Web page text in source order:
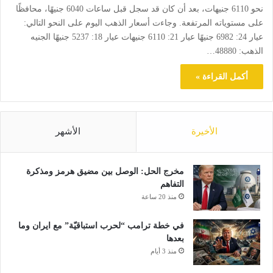
نحو 6110 جنيهات، بعد أن كان قد سجل قبل ساعات 6040 جنيهًا، محافظًا
على مستوياته المرتفعة. وجاءت أسعار الذهب اليوم على النحو التالي:
عيار 24: 6982 جنيهًا عيار 21: 6110 جنيهات عيار 18: 5237 جنيهًا الجنيه
الذهب: 48880…
أكمل القراءة »
الأخيرة الأشهر
مخرج الحل: الوصل بين مضيق هرمز ومذكرة
التفاهم
منذ 20 ساعة
في خطة ترامب “لحرب استباقيّة” مع ايران وما
بعدها
منذ 3 أيام